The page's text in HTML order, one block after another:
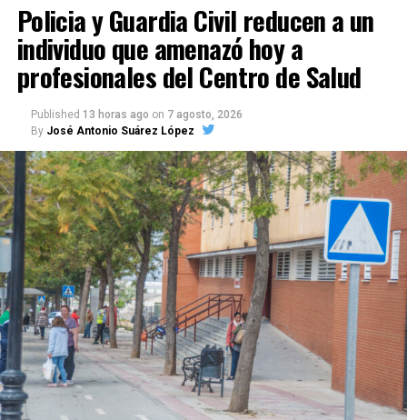
Policia y Guardia Civil reducen a un
individuo que amenazó hoy a
profesionales del Centro de Salud
Published 13 horas ago on 7 agosto, 2026
By José Antonio Suárez López